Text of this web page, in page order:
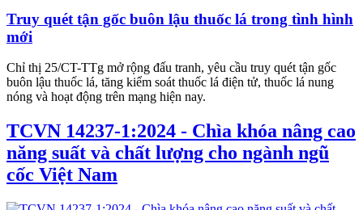
Truy quét tận gốc buôn lậu thuốc lá trong tình hình
mới
Chỉ thị 25/CT-TTg mở rộng đấu tranh, yêu cầu truy quét tận gốc
buôn lậu thuốc lá, tăng kiểm soát thuốc lá điện tử, thuốc lá nung
nóng và hoạt động trên mạng hiện nay.
TCVN 14237-1:2024 - Chìa khóa nâng cao
năng suất và chất lượng cho ngành ngũ
cốc Việt Nam